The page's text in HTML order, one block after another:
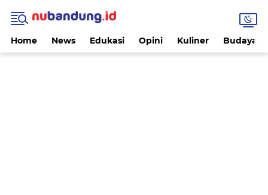
Home News Edukasi Opini Kuliner Budaya